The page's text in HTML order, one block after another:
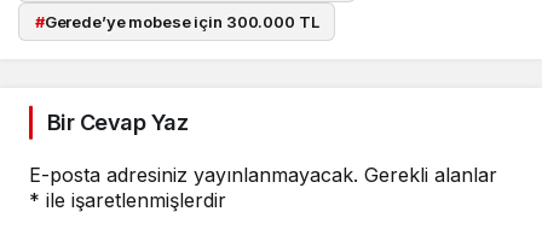
#Gerede’ye mobese için 300.000 TL
Bir Cevap Yaz
E-posta adresiniz yayınlanmayacak. Gerekli alanlar
* ile işaretlenmişlerdir